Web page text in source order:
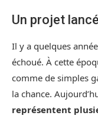
Un projet
Il y a quelques
échoué. À cette
comme de simples
la chance.
représentent